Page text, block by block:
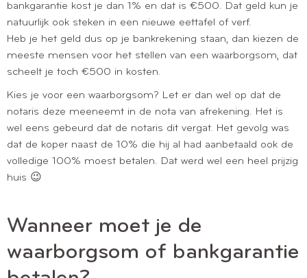
bankgarantie kost je dan 1% en dat is €500. Dat geld kun je
natuurlijk ook steken in een nieuwe eettafel of verf.
Heb je het geld dus op je bankrekening staan, dan kiezen de
meeste mensen voor het stellen van een waarborgsom, dat
scheelt je toch €500 in kosten.
Kies je voor een waarborgsom? Let er dan wel op dat de
notaris deze meeneemt in de nota van afrekening. Het is
wel eens gebeurd dat de notaris dit vergat. Het gevolg was
dat de koper naast de 10% die hij al had aanbetaald ook de
volledige 100% moest betalen. Dat werd wel een heel prijzig
huis 😉
Wanneer moet je de
waarborgsom of bankgarantie